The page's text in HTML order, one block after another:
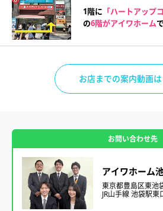
1階に 「ハートアップ
の6階がアイワホーム
お店までの案内動画
お問い合わせ先
アイワホーム
東京都豊島区東池
JR山手線 池袋駅東